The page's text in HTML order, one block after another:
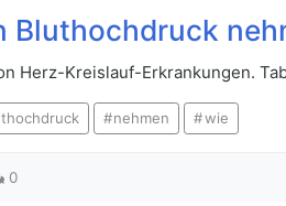
Bluthochdruck
Herz-Kreislauf-Erkrankungen.
nehmen wie
0